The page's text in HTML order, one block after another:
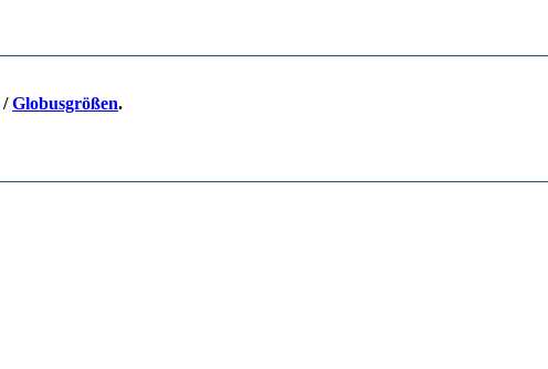
/Globusgrößen.